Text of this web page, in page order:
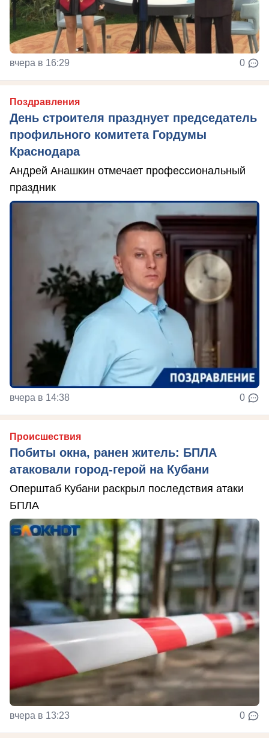
вчера в 16:29 0
Поздравления
День строителя празднует председатель
профильного комитета Гордумы
Краснодара
Андрей Анашкин отмечает профессиональный
праздник
вчера в 14:38 0
Происшествия
Побиты окна, ранен житель: БПЛА
атаковали город-герой на Кубани
Оперштаб Кубани раскрыл последствия атаки
БПЛА
вчера в 13:23 0